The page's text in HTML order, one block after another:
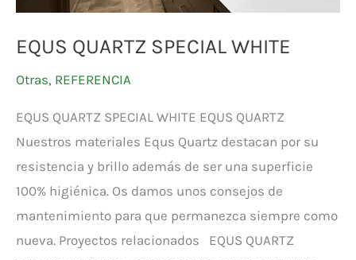
EQUS QUARTZ SPECIAL WHITE
Otras, REFERENCIA
EQUS QUARTZ SPECIAL WHITE EQUS QUARTZ
Nuestros materiales Equs Quartz destacan por su
resistencia y brillo además de ser una superficie
100% higiénica. Os damos unos consejos de
mantenimiento para que permanezca siempre como
nueva. Proyectos relacionados EQUS QUARTZ